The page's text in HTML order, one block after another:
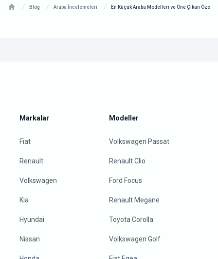
Blog Araba İncelemeleri En Küçük Araba Modelleri ve Öne Çıkan
Markalar
Fiat
Renault
Volkswagen
Kia
Hyundai
Nissan
Modeller
Volkswagen Passat
Renault Clio
Ford Focus
Renault Megane
Toyota Corolla
Volkswagen Golf